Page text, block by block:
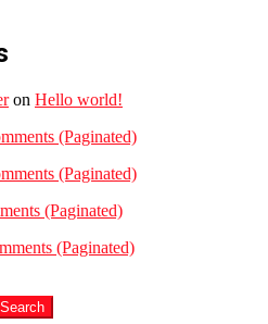
on Hello world!
(Paginated)
(Paginated)
(Paginated)
(Paginated)